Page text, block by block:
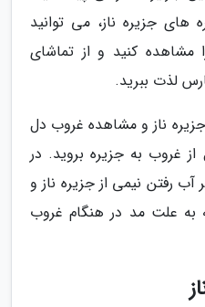
های جزیره ناز، می توانید
مشاهده کنید و از تماشای
لذت ببرید.
ناز و مشاهده غروب دل
غروب به جزیره بروید. در
آب رفتن نیمی از جزیره ناز و
به علت مد در هنگام غروب